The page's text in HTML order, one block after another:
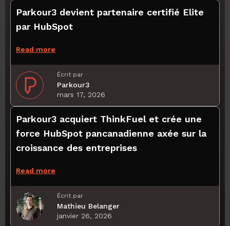
Parkour3 devient partenaire certifié Elite
par HubSpot
Read more
Écrit par
Parkour3
mars 17, 2026
Parkour3 acquiert ThinkFuel et crée une
force HubSpot pancanadienne axée sur la
croissance des entreprises
Read more
Écrit par
Mathieu Belanger
janvier 26, 2026